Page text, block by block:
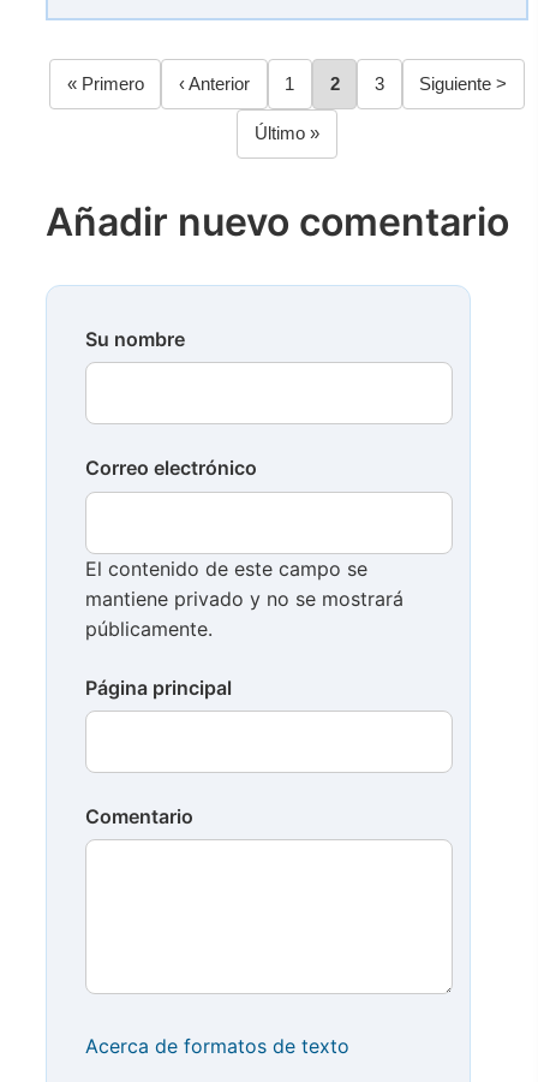
Paginación
Primera
página
« Primero
Página
anterior
‹ Anterior Página
1 Página
2 Página
3
Siguiente
página
Siguiente >
Última
página
Último »
Añadir nuevo comentario
Su nombre
Correo electrónico
El contenido de este campo se
mantiene privado y no se mostrará
públicamente.
Página principal
Comentario
Acerca de formatos de texto